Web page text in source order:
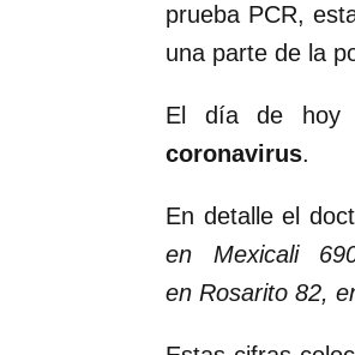
prueba PCR,
una parte de la
El día de hoy
coronavirus.
En detalle el
en Mexicali
en Rosarito 82,